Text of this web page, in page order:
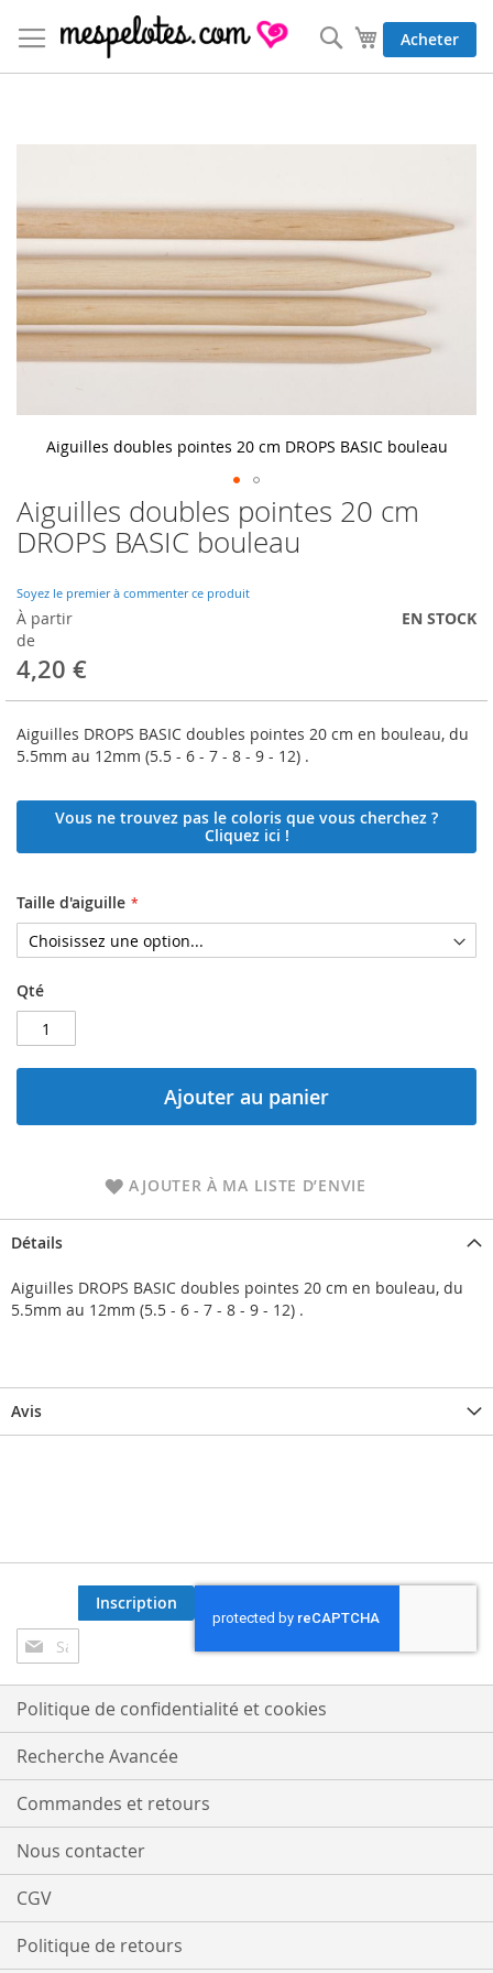
au
contenu
Mon panier
Acheter
Rechercher
Aiguilles doubles pointes 20 cm
DROPS BASIC bouleau
Soyez le premier à commenter ce produit
À partir
de
4,20 €
EN STOCK
Aiguilles DROPS BASIC doubles pointes 20 cm en bouleau, du
5.5mm au 12mm (5.5 - 6 - 7 - 8 - 9 - 12) .
Vous ne trouvez pas le coloris que vous cherchez ?
Cliquez ici !
Taille d'aiguille
Qté
Ajouter au panier
AJOUTER À MA LISTE D’ENVIE
the
the
images
gallery
Aiguilles doubles pointes 20 cm DROPS BASIC bouleau
Skip
to
the
of
the
images
gallery
Détails
Aiguilles DROPS BASIC doubles pointes 20 cm en bouleau, du
5.5mm au 12mm (5.5 - 6 - 7 - 8 - 9 - 12) .
Avis
Inscription
à
notre
lettre
d’information
:
Inscription
Politique de confidentialité et cookies
Recherche Avancée
Commandes et retours
Nous contacter
CGV
Politique de retours